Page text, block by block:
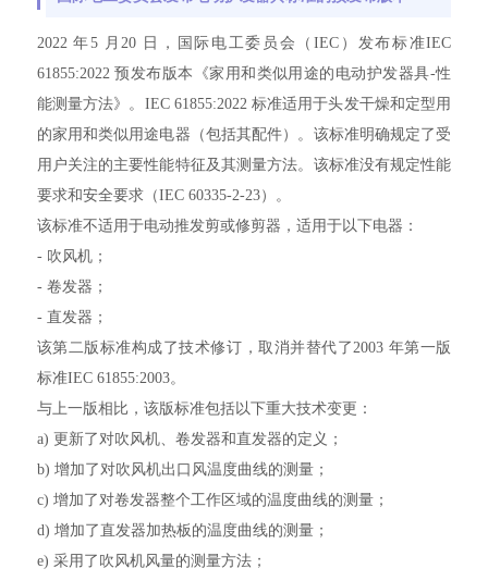
2022 年5 月20 日，国际电工委员会（IEC）发布标准IEC
61855:2022 预发布版本《家用和类似用途的电动护发器具-性
能测量方法》。IEC 61855:2022 标准适用于头发干燥和定型用
的家用和类似用途电器（包括其配件）。该标准明确规定了受
用户关注的主要性能特征及其测量方法。该标准没有规定性能
要求和安全要求（IEC 60335-2-23）。
该标准不适用于电动推发剪或修剪器，适用于以下电器：
- 吹风机；
- 卷发器；
- 直发器；
该第二版标准构成了技术修订，取消并替代了2003 年第一版
标准IEC 61855:2003。
与上一版相比，该版标准包括以下重大技术变更：
a) 更新了对吹风机、卷发器和直发器的定义；
b) 增加了对吹风机出口风温度曲线的测量；
c) 增加了对卷发器整个工作区域的温度曲线的测量；
d) 增加了直发器加热板的温度曲线的测量；
e) 采用了吹风机风量的测量方法；